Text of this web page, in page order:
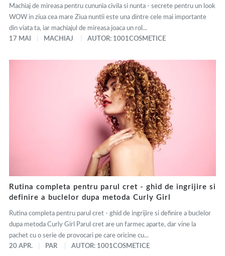
Machiaj de mireasa pentru cununia civila si nunta - secrete pentru un look
WOW in ziua cea mare Ziua nuntii este una dintre cele mai importante
din viata ta, iar machiajul de mireasa joaca un rol...
17 MAI
MACHIAJ AUTOR: 1001COSMETICE
Rutina completa pentru parul cret - ghid de ingrijire si
definire a buclelor dupa metoda Curly Girl
Rutina completa pentru parul cret - ghid de ingrijire si definire a buclelor
dupa metoda Curly Girl Parul cret are un farmec aparte, dar vine la
pachet cu o serie de provocari pe care oricine cu...
20 APR.
PAR AUTOR: 1001COSMETICE